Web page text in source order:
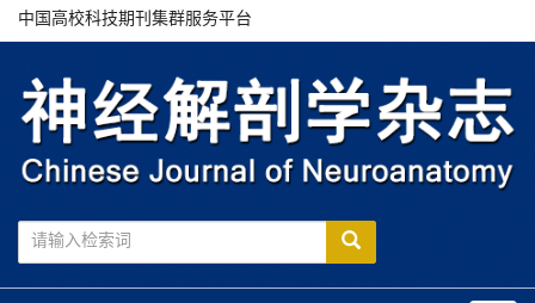
中国高校科技期刊集群服务平台